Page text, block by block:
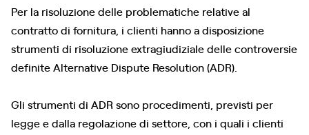
Per la risoluzione delle problematiche relative al
contratto di fornitura, i clienti hanno a disposizione
strumenti di risoluzione extragiudiziale delle controversie
definite Alternative Dispute Resolution (ADR).
Gli strumenti di ADR sono procedimenti, previsti per
legge e dalla regolazione di settore, con i quali i clienti